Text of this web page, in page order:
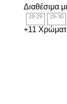
Διαθέσιμα
28-29 29-30
+11